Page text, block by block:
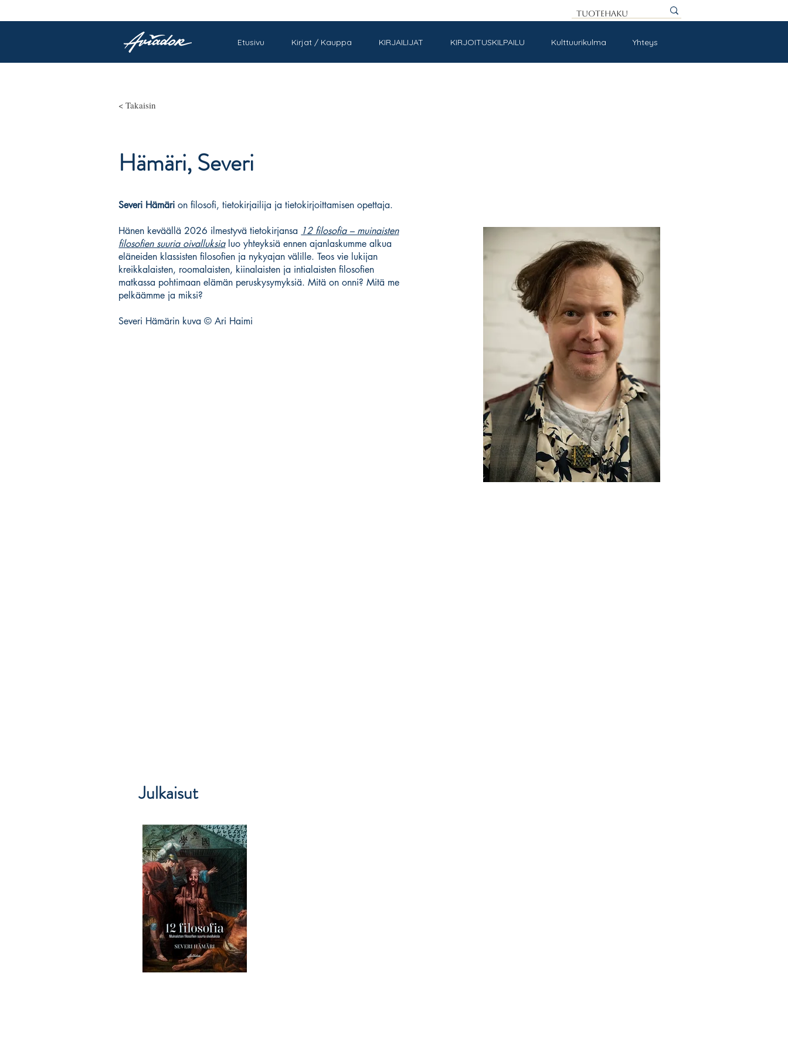
Etusivu Kirjat / Kauppa KIRJAILIJAT KIRJOITUSKILPAILU Kulttuurikulma Yhteys
< Takaisin
Hämäri, Severi
Severi Hämärion filosofi, tietokirjailija ja tietokirjoittamisen opettaja.
Hänen keväällä 2026 ilmestyvä tietokirjansa 12 filosofia – muinaisten
filosofien suuria oivalluksialuo yhteyksiä ennen ajanlaskumme alkua
eläneiden klassisten filosofien ja nykyajan välille. Teos vie lukijan
kreikkalaisten, roomalaisten, kiinalaisten ja intialaisten filosofien
matkassa pohtimaan elämän peruskysymyksiä. Mitä on onni? Mitä me
pelkäämme ja miksi?
Severi Hämärin kuva © Ari Haimi
Julkaisut